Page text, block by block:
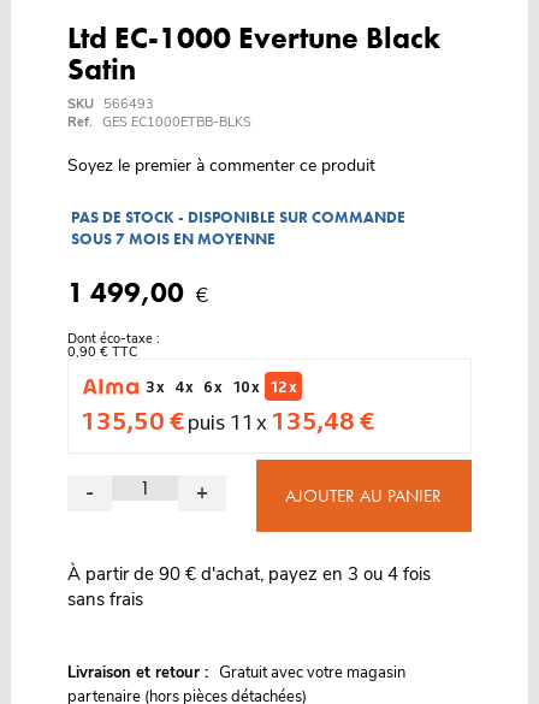
Ltd EC-1000 Evertune Black
Satin
SKU
566493
Ref. GES EC1000ETBB-BLKS
Soyez le premier à commenter ce produit
PAS DE STOCK - DISPONIBLE SUR COMMANDE
SOUS 7 MOIS EN MOYENNE
1 499,00 €
Dont éco-taxe :
0,90 € TTC
3 x
4 x 6 x 10 x 12 x
135,50 €puis 11 x 135,48 €
- + AJOUTER AU PANIER
À partir de 90 € d'achat, payez en 3 ou 4 fois
sans frais
Livraison et retour : Gratuit avec votre magasin
partenaire (hors pièces détachées)